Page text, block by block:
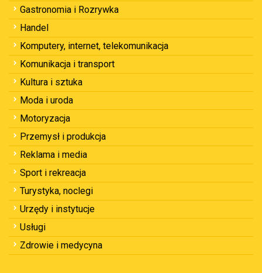
Gastronomia i Rozrywka
Handel
Komputery, internet, telekomunikacja
Komunikacja i transport
Kultura i sztuka
Moda i uroda
Motoryzacja
Przemysł i produkcja
Reklama i media
Sport i rekreacja
Turystyka, noclegi
Urzędy i instytucje
Usługi
Zdrowie i medycyna